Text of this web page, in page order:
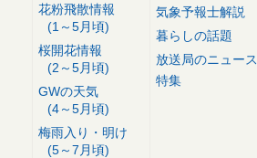
花粉飛散情報
(1～5月頃)
桜開花情報
(2～5月頃)
GWの天気
(4～5月頃)
梅雨入り・明け
(5～7月頃)
気象予報士解説
暮らしの話題
放送局のニュース
特集